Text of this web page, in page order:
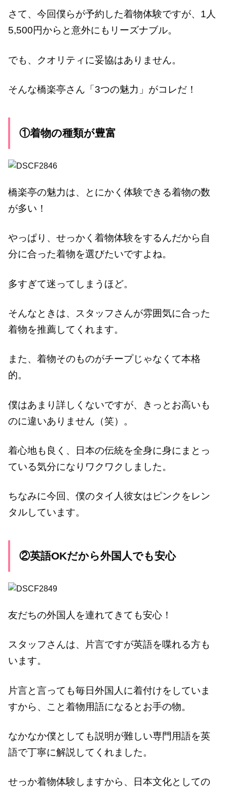
さて、今回僕らが予約した着物体験ですが、1人
5,500円からと意外にもリーズナブル。
でも、クオリティに妥協はありません。
そんな橋楽亭さん「3つの魅力」がコレだ！
①着物の種類が豊富
橋楽亭の魅力は、とにかく体験できる着物の数
が多い！
やっぱり、せっかく着物体験をするんだから自
分に合った着物を選びたいですよね。
多すぎて迷ってしまうほど。
そんなときは、スタッフさんが雰囲気に合った
着物を推薦してくれます。
また、着物そのものがチープじゃなくて本格
的。
僕はあまり詳しくないですが、きっとお高いも
のに違いありません（笑）。
着心地も良く、日本の伝統を全身に身にまとっ
ている気分になりワクワクしました。
ちなみに今回、僕のタイ人彼女はピンクをレン
タルしています。
②英語OKだから外国人でも安心
友だちの外国人を連れてきても安心！
スタッフさんは、片言ですが英語を喋れる方も
います。
片言と言っても毎日外国人に着付けをしていま
すから、こと着物用語になるとお手の物。
なかなか僕としても説明が難しい専門用語を英
語で丁寧に解説してくれました。
せっか着物体験しますから、日本文化としての